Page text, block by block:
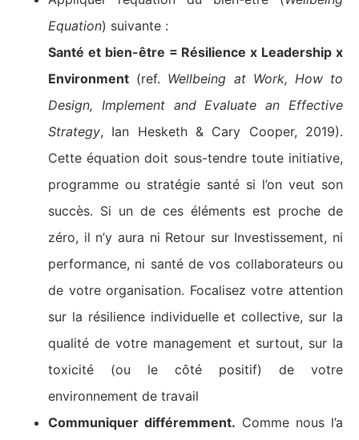
Equation) suivante :
Santé et bien-être = Résilience x Leadership x
Environment (ref. Wellbeing at Work, How to
Design, Implement and Evaluate an Effective
Strategy, Ian Hesketh & Cary Cooper, 2019).
Cette équation doit sous-tendre toute initiative,
programme ou stratégie santé si l’on veut son
succès. Si un de ces éléments est proche de
zéro, il n’y aura ni Retour sur Investissement, ni
performance, ni santé de vos collaborateurs ou
de votre organisation. Focalisez votre attention
sur la résilience individuelle et collective, sur la
qualité de votre management et surtout, sur la
toxicité (ou le côté positif) de votre
environnement de travail
Communiquer différemment. Comme nous l’a